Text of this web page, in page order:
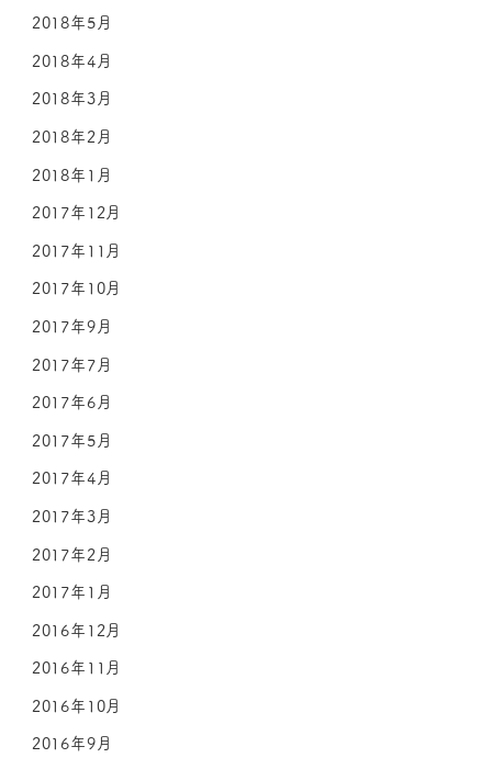
2018年5月
2018年4月
2018年3月
2018年2月
2018年1月
2017年12月
2017年11月
2017年10月
2017年9月
2017年7月
2017年6月
2017年5月
2017年4月
2017年3月
2017年2月
2017年1月
2016年12月
2016年11月
2016年10月
2016年9月